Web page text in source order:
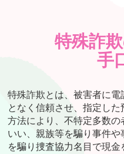
特殊詐
手
特殊詐欺とは、被害者に電
となく信頼させ、指定し
方法により、不特定多数
いい、親族等を騙り事件
を騙り捜査協力名目で現